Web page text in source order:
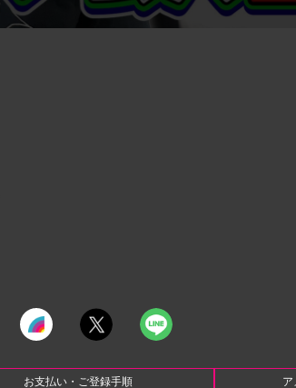
お支払い・ご登録手順 ア